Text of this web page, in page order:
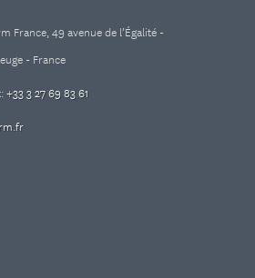
France, 49 avenue de l’Égalité -
- France
+33 3 27 69 83 61